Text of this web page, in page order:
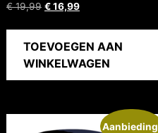
€19,99 €16,99
TOEVOEGEN AAN
WINKELWAGEN